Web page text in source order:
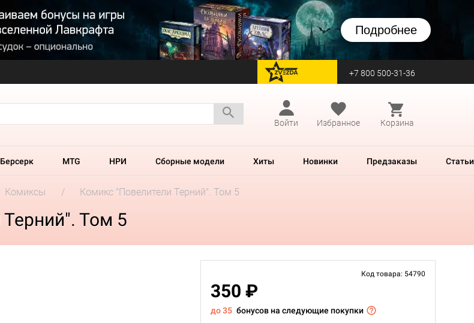
Подробнее
перейти на Zvezda +7 800 500-31-36
Войти
Избранное Корзина
Берсерк MTG НРИ Сборные модели Хиты Новинки Предзаказы Статьи
Комиксы Комикс "Повелители Терний". Том 5
Том 5
Код товара: 54790
350 ₽
до 35 бонусов на следующие покупки